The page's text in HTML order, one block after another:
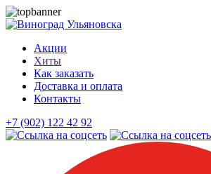
Акции
Хиты
Как заказать
Доставка и оплата
Контакты
+7 (902) 122 42 92